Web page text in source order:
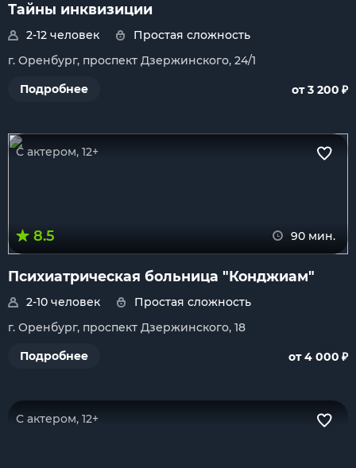
Тайны инквизиции
2-12 человек
Простая сложность
г. Оренбург, проспект Дзержинского, 24/1
Подробнее
от 3 200 ₽
С актером, 12+
8.5 90 мин.
Психиатрическая больница "Конджиам"
2-10 человек
Простая сложность
г. Оренбург, проспект Дзержинского, 18
Подробнее
от 4 000 ₽
С актером, 12+